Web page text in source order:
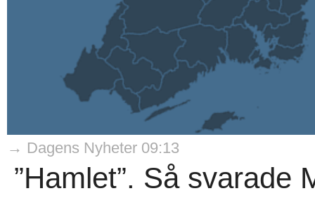
→ Dagens Nyheter 09:13
”Hamlet”. Så svarade